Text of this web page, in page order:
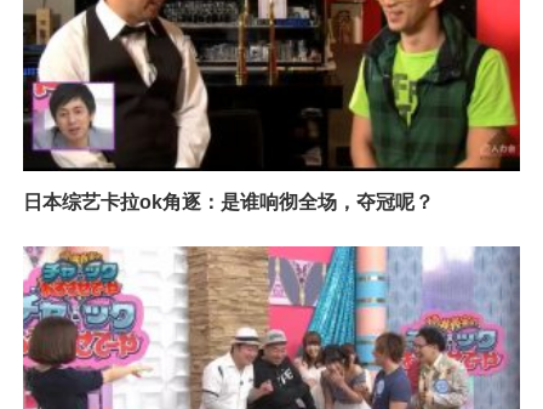
日本综艺卡拉ok角逐：是谁响彻全场，夺冠呢？